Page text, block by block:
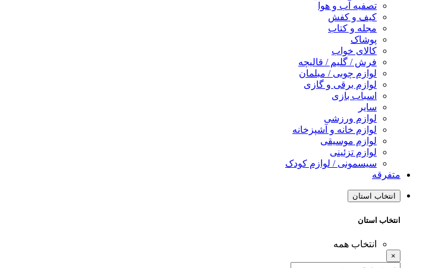
تصفیه آب و هوا
کیف و کفش
مجله و کتاب
پوشاک
کالای خواب
فرش / گلیم / قالیچه
لوازم چوبی / مبلمان
لوازم برقی و گازی
اسباب بازی
سایر
لوازم ورزشی
لوازم خانه و آشپزخانه
لوازم موسیقی
لوازم تزئینی
سیسمونی / لوازم کودک
متفرقه
انتخاب استان
انتخاب استان
انتخاب همه
×